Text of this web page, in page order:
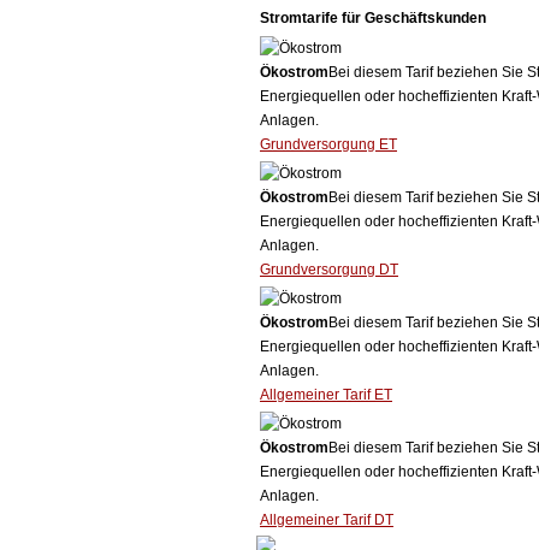
Stromtarife für Geschäftskunden
Ökostrom Bei diesem Tarif beziehen Sie
Energiequellen oder hocheffizienten
Anlagen.
Grundversorgung ET
Ökostrom Bei diesem Tarif beziehen Sie
Energiequellen oder hocheffizienten
Anlagen.
Grundversorgung DT
Ökostrom Bei diesem Tarif beziehen Sie
Energiequellen oder hocheffizienten
Anlagen.
Allgemeiner Tarif ET
Ökostrom Bei diesem Tarif beziehen Sie
Energiequellen oder hocheffizienten
Anlagen.
Allgemeiner Tarif DT